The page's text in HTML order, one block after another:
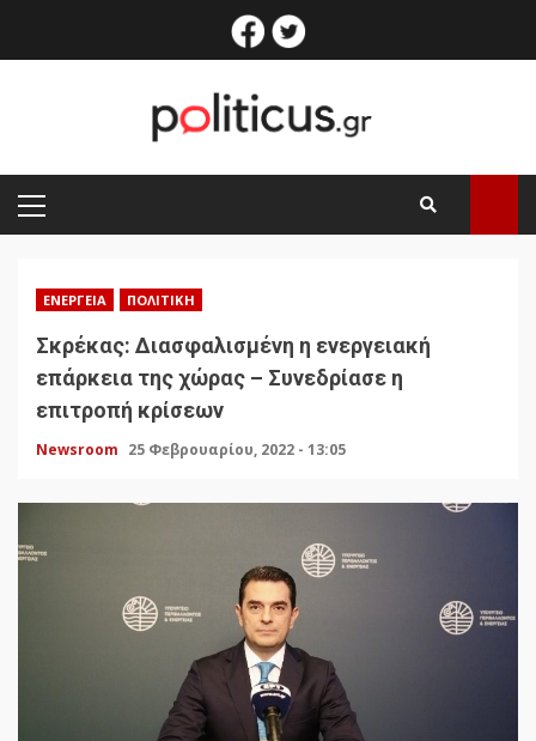
facebook
PRIMARY
MENU
ΕΝΈΡΓΕΙΑ ΠΟΛΙΤΙΚΉ
Σκρέκας: Διασφαλισμένη η ενεργειακή
επάρκεια της χώρας – Συνεδρίασε η
επιτροπή κρίσεων
Newsroom 25 Φεβρουαρίου, 2022 - 13:05